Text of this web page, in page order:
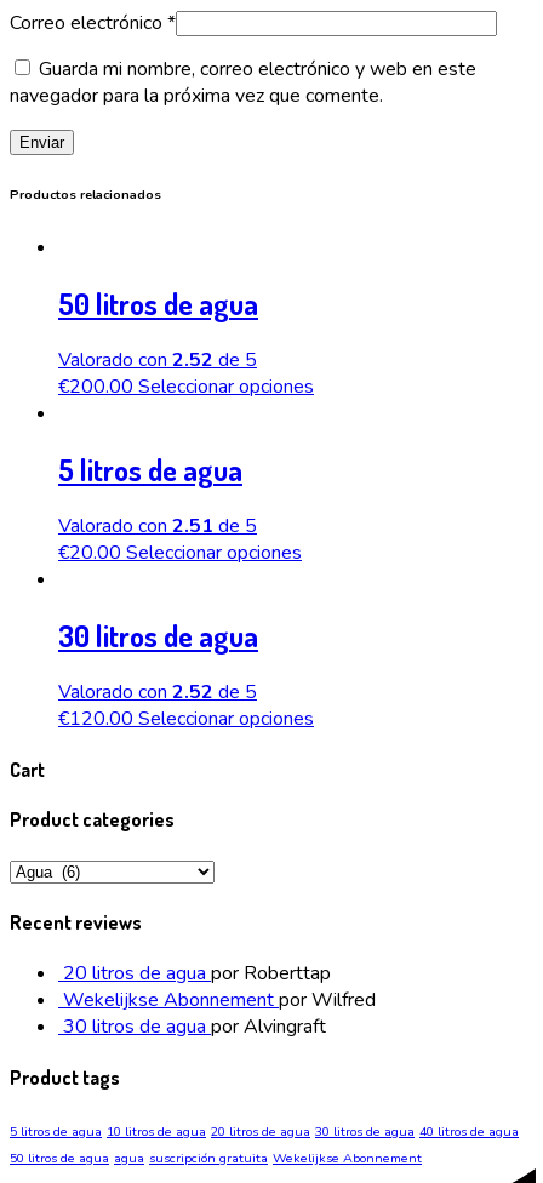
Correo electrónico *
Guarda mi nombre, correo electrónico y web en este
navegador para la próxima vez que comente.
Productos relacionados
50 litros de agua
Valorado con 2.52 de 5
€200.00 Seleccionar opciones
5 litros de agua
Valorado con 2.51 de 5
€20.00 Seleccionar opciones
30 litros de agua
Valorado con 2.52 de 5
€120.00 Seleccionar opciones
Cart
Product categories
Recent reviews
20 litros de agua por Roberttap
Wekelijkse Abonnementpor Wilfred
30 litros de agua por Alvingraft
Product tags
5 litros de agua 10 litros de agua 20 litros de agua 30 litros de agua 40 litros de agua
50 litros de agua agua suscripción gratuita Wekelijkse Abonnement